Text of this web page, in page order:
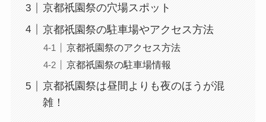
京都祇園祭の穴場スポット
京都祇園祭の駐車場やアクセス方法
京都祇園祭のアクセス方法
京都祇園祭の駐車場情報
京都祇園祭は昼間よりも夜のほうが混
雑！